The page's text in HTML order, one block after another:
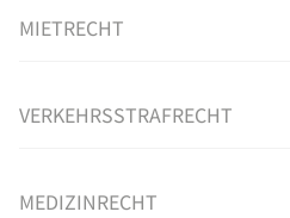
MIETRECHT
VERKEHRSSTRAFRECHT
MEDIZINRECHT